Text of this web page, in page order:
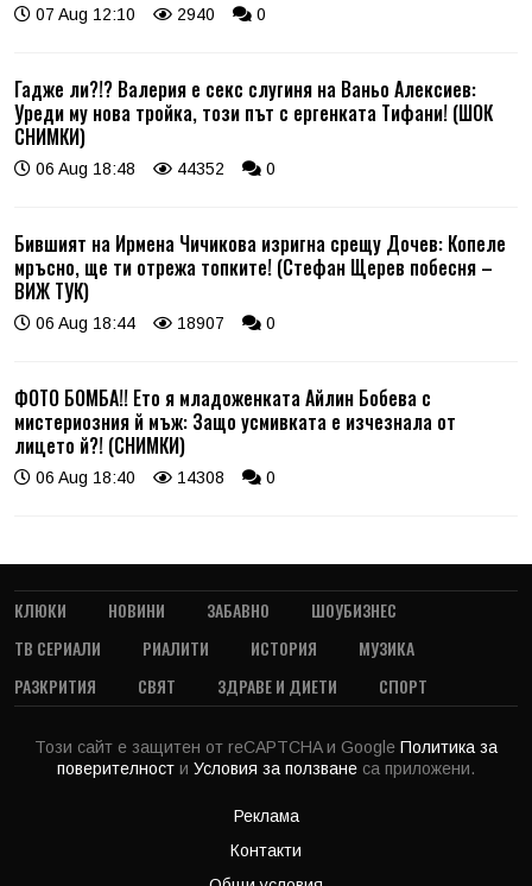
07 Aug 12:10 2940 0
Гадже ли?!? Валерия е секс слугиня на Ваньо Алексиев:
Уреди му нова тройка, този път с ергенката Тифани! (ШОК
СНИМКИ)
06 Aug 18:48 44352 0
Бившият на Ирмена Чичикова изригна срещу Дочев: Копеле
мръсно, ще ти отрежа топките! (Стефан Щерев побесня –
ВИЖ ТУК)
06 Aug 18:44 18907 0
ФОТО БОМБА!! Ето я младоженката Айлин Бобева с
мистериозния й мъж: Защо усмивката е изчезнала от
лицето й?! (СНИМКИ)
06 Aug 18:40 14308 0
КЛЮКИ НОВИНИ ЗАБАВНО
ШОУБИЗНЕС
ТВ СЕРИАЛИ
РИАЛИТИ ИСТОРИЯ
МУЗИКА
РАЗКРИТИЯ
СВЯТ ЗДРАВЕ И ДИЕТИ СПОРТ
Този сайт е защитен от reCAPTCHA и Google Политика за
поверителност и Условия за ползване са приложени.
Реклама
Контакти